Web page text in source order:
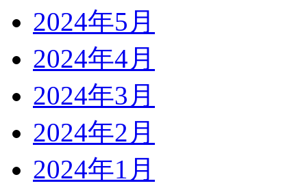
2024年5月
2024年4月
2024年3月
2024年2月
2024年1月